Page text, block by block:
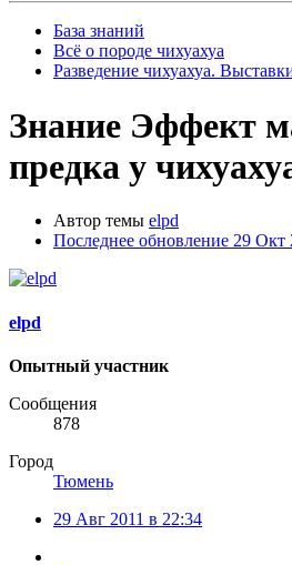
База знаний
Всё о породе чихуахуа
Разведение чихуахуа.
Знание Эффект
предка у
Автор темы elpd
Последнее обновление 29 Окт
elpd
Опытный участник
Сообщения
878
Город
Тюмень
29 Авг 2011 в 22:34